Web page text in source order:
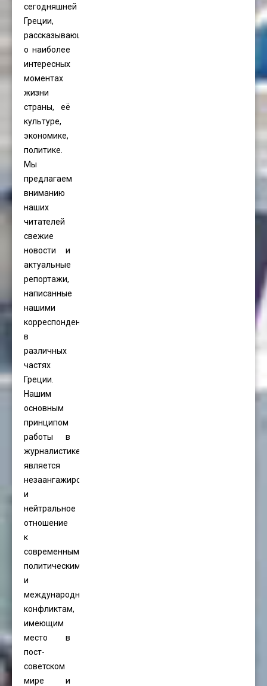
сегодняшней
Греции,
рассказывающая
о наиболее
интересных
моментах
жизни
страны, её
культуре,
экономике,
политике.
Мы
предлагаем
вниманию
наших
читателей
свежие
новости и
актуальные
репортажи,
написанные
нашими
корреспондентами
в
различных
частях
Греции.
Нашим
основным
принципом
работы в
журналистике
является
незаангажированность
и
нейтральное
отношение
к
современным
политическим
и
международным
конфликтам,
имеющим
место в
пост-
советском
мире и